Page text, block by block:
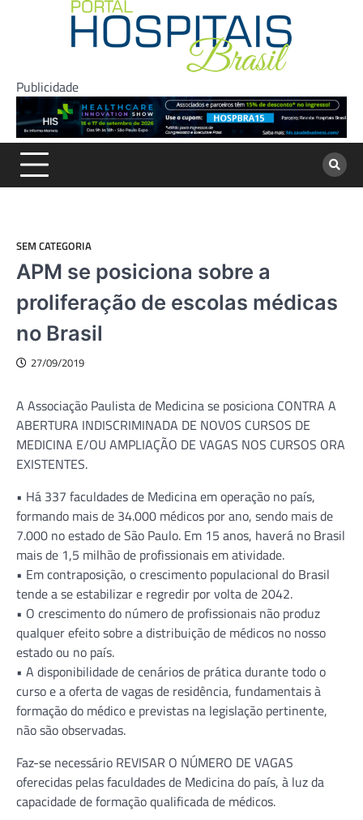
Publicidade
SEM CATEGORIA
APM se posiciona sobre a
proliferação de escolas médicas
no Brasil
27/09/2019
A Associação Paulista de Medicina se posiciona CONTRA A
ABERTURA INDISCRIMINADA DE NOVOS CURSOS DE
MEDICINA E/OU AMPLIAÇÃO DE VAGAS NOS CURSOS ORA
EXISTENTES.
• Há 337 faculdades de Medicina em operação no país,
formando mais de 34.000 médicos por ano, sendo mais de
7.000 no estado de São Paulo. Em 15 anos, haverá no Brasil
mais de 1,5 milhão de profissionais em atividade.
• Em contraposição, o crescimento populacional do Brasil
tende a se estabilizar e regredir por volta de 2042.
• O crescimento do número de profissionais não produz
qualquer efeito sobre a distribuição de médicos no nosso
estado ou no país.
• A disponibilidade de cenários de prática durante todo o
curso e a oferta de vagas de residência, fundamentais à
formação do médico e previstas na legislação pertinente,
não são observadas.
Faz-se necessário REVISAR O NÚMERO DE VAGAS
oferecidas pelas faculdades de Medicina do país, à luz da
capacidade de formação qualificada de médicos.